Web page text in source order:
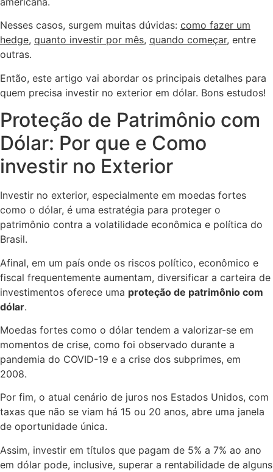
Nesses casos, surgem muitas dúvidas: como fazer um
hedge, quanto investir por mês, quando começar, entre
outras.
Então, este artigo vai abordar os principais detalhes para
quem precisa investir no exterior em dólar. Bons estudos!
Proteção de Patrimônio com
Dólar: Por que e Como
investir no Exterior
Investir no exterior, especialmente em moedas fortes
como o dólar, é uma estratégia para proteger o
patrimônio contra a volatilidade econômica e política do
Brasil.
Afinal, em um país onde os riscos político, econômico e
fiscal frequentemente aumentam, diversificar a carteira de
investimentos oferece uma proteção de patrimônio com
dólar.
Moedas fortes como o dólar tendem a valorizar-se em
momentos de crise, como foi observado durante a
pandemia do COVID-19 e a crise dos subprimes, em
2008.
Por fim, o atual cenário de juros nos Estados Unidos, com
taxas que não se viam há 15 ou 20 anos, abre uma janela
de oportunidade única.
Assim, investir em títulos que pagam de 5% a 7% ao ano
em dólar pode, inclusive, superar a rentabilidade de alguns